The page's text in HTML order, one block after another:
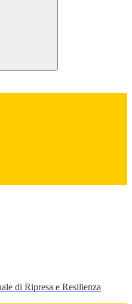
di Ripresa e Resilienza